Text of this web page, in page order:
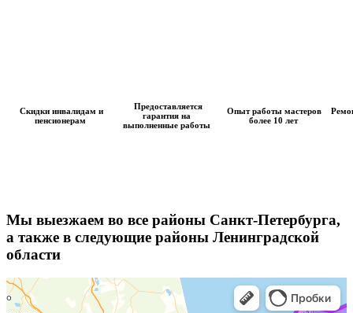
Скидки инвалидам и
пенсионерам
Предоставляется
гарантия на
выполненные работы
Опыт работы мастеров
более 10 лет
Мы выезжаем во все районы Санкт-Петербурга,
а также в следующие районы Ленинградской
области